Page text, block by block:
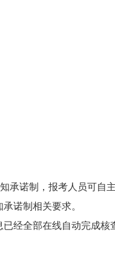
承诺制，报考人员可自
诺制相关要求。
经全部在线自动完成